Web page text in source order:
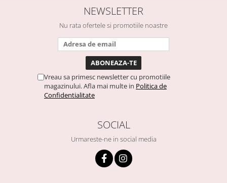
NEWSLETTER
Nu rata ofertele si promotiile noastre
Vreau sa primesc newsletter cu promotiile
magazinului. Afla mai multe in Politica de
Confidentialitate
SOCIAL
Urmareste-ne in social media